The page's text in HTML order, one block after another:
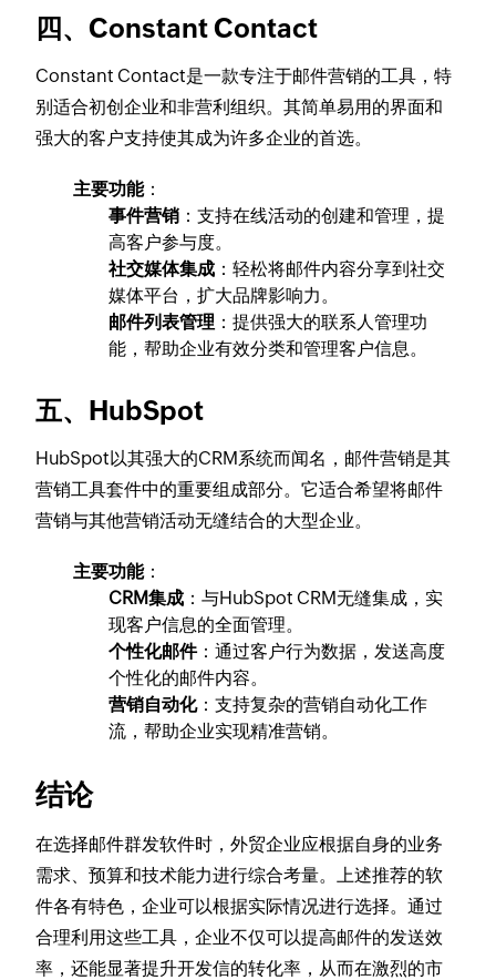
四、Constant Contact
Constant Contact是一款专注于邮件营销的工具，特
别适合初创企业和非营利组织。其简单易用的界面和
强大的客户支持使其成为许多企业的首选。
主要功能：
事件营销 ：支持在线活动的创建和管理，提
高客户参与度。
社交媒体集成 ：轻松将邮件内容分享到社交
媒体平台，扩大品牌影响力。
邮件列表管理 ：提供强大的联系人管理功
能，帮助企业有效分类和管理客户信息。
五、HubSpot
HubSpot以其强大的CRM系统而闻名，邮件营销是其
营销工具套件中的重要组成部分。它适合希望将邮件
营销与其他营销活动无缝结合的大型企业。
主要功能：
CRM集成 ：与HubSpot CRM无缝集成，实
现客户信息的全面管理。
个性化邮件：通过客户行为数据，发送高度
个性化的邮件内容。
营销自动化：支持复杂的营销自动化工作
流，帮助企业实现精准营销。
结论
在选择邮件群发软件时，外贸企业应根据自身的业务
需求、预算和技术能力进行综合考量。上述推荐的软
件各有特色，企业可以根据实际情况进行选择。通过
合理利用这些工具，企业不仅可以提高邮件的发送效
率，还能显著提升开发信的转化率，从而在激烈的市